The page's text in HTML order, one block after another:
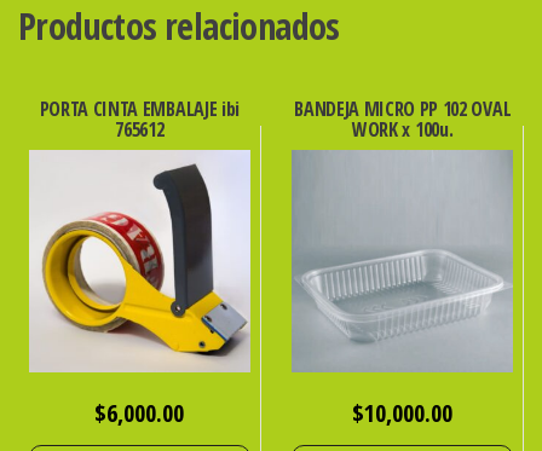
Productos relacionados
PORTA CINTA EMBALAJE ibi
765612
$6,000.00
BANDEJA MICRO PP 102 OVAL
WORK x 100u.
$10,000.00